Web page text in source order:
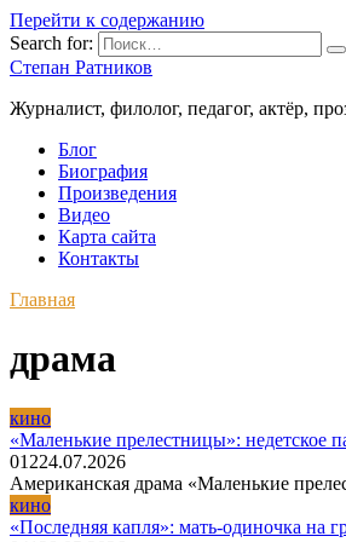
Перейти к содержанию
Search for:
Степан Ратников
Журналист, филолог, педагог, актёр,
Блог
Биография
Произведения
Видео
Карта сайта
Контакты
Главная
драма
кино
«Маленькие прелестницы»: недетское
01224.07.2026
Американская драма «Маленькие
кино
«Последняя капля»: мать-одиночка на